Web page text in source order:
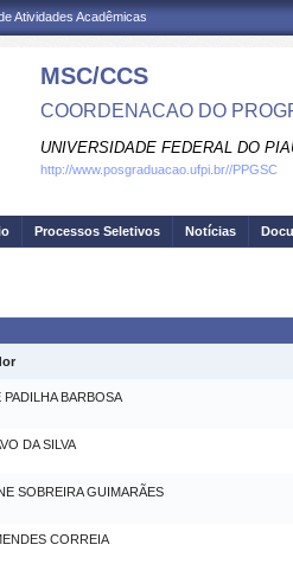
Atividades Acadêmicas
MSC/CCS
COORDENACAO DO
UNIVERSIDADE FEDERAL DO
http://www.posgraduacao.ufpi.br//PPGSC
Processos Seletivos Notícias
BARBOSA
DA SILVA
SOBREIRA GUIMARÃES
CORREIA